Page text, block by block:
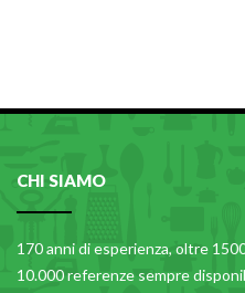
CHI SIAMO
170 anni di esperienza, oltre
10.000 referenze sempre